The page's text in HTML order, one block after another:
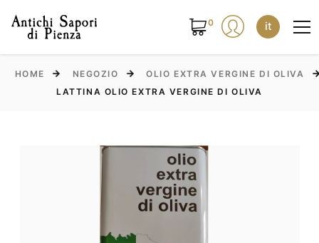
0 it
HOME NEGOZIO
OLIO EXTRA VERGINE DI OLIVA
LATTINA OLIO EXTRA VERGINE DI OLIVA